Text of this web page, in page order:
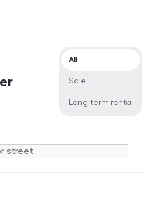
Offer type
All
Sale
Long-term rental